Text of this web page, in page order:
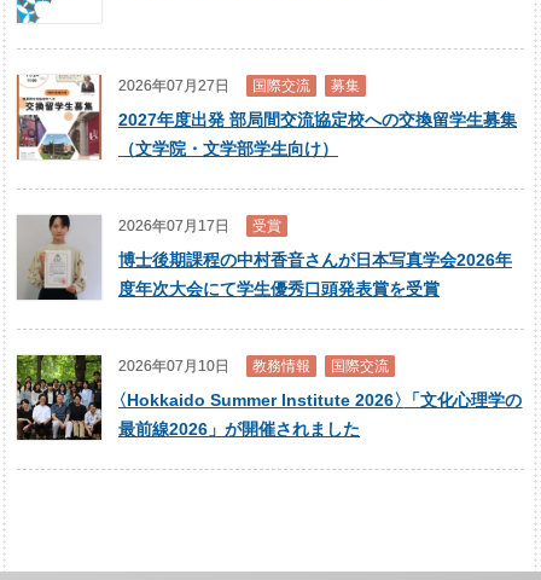
2026年07月27日 国際交流 募集
2027年度出発 部局間交流協定校への交換留学生募集
（文学院・文学部学生向け）
2026年07月17日 受賞
博士後期課程の中村香音さんが日本写真学会2026年
度年次大会にて学生優秀口頭発表賞を受賞
2026年07月10日 教務情報 国際交流
〈Hokkaido Summer Institute 2026〉
「文化心理学の
最前線2026」が開催されました